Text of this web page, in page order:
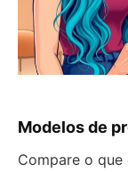
Modelos de
Compare o que